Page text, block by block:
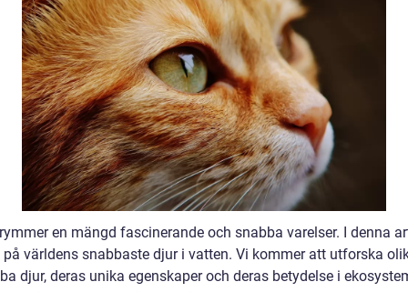
en mängd fascinerande och snabba varelser. I denna
världens snabbaste djur i vatten. Vi kommer att utforska
djur, deras unika egenskaper och deras betydelse i